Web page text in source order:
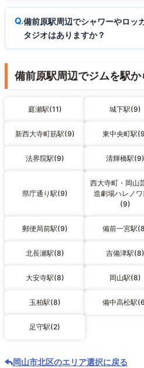
備前原駅周辺でシャワーやロッ
タジオはありますか？
備前原駅周辺でジムを駅か
庭瀬駅(11) 城下駅(9)
新西大寺町筋駅(9) 東中央町駅
法界院駅(9) 清輝橋駅(9)
県庁通り駅(9)
西大寺町・岡山
造劇場ハレノワ
(9)
郵便局前駅(9) 備前一宮駅
北長瀬駅(8) 吉備津駅(8)
大安寺駅(8) 岡山駅(8)
玉柏駅(8) 備中高松駅
足守駅(2)
岡山市北区のエリア選択に戻る